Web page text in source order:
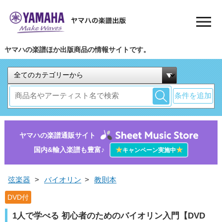
ヤマハの楽譜ほか出版商品の情報サイトです。
条件を追加
ヤマハの楽譜通販サイト
国内&輸入楽譜も豊富♪
★キャンペーン実施中★
弦楽器 > バイオリン > 教則本
DVD付
1人で学べる 初心者のためのバイオリン入門【DVD